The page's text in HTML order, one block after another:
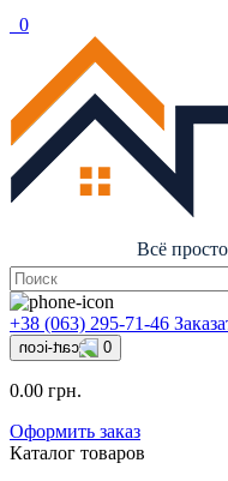
0
Всё
+38 (063) 295-71-46
0
0.00 грн.
Оформить заказ
Каталог товаров